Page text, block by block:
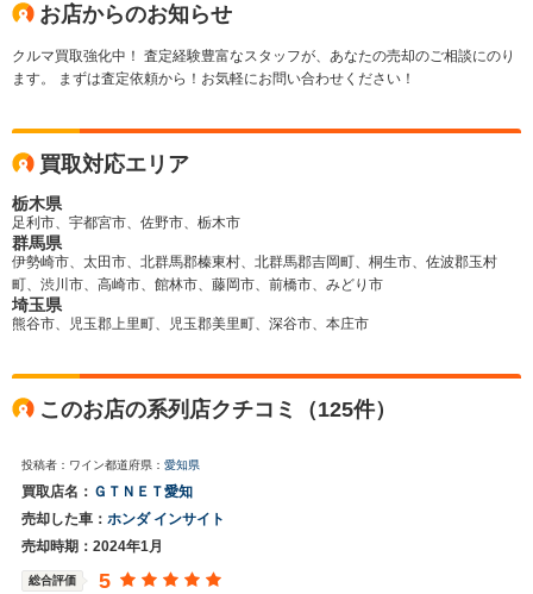
お店からのお知らせ
クルマ買取強化中！ 査定経験豊富なスタッフが、あなたの売却のご相談にのり
ます。 まずは査定依頼から！お気軽にお問い合わせください！
買取対応エリア
栃木県
足利市、宇都宮市、佐野市、栃木市
群馬県
伊勢崎市、太田市、北群馬郡榛東村、北群馬郡吉岡町、桐生市、佐波郡玉村
町、渋川市、高崎市、館林市、藤岡市、前橋市、みどり市
埼玉県
熊谷市、児玉郡上里町、児玉郡美里町、深谷市、本庄市
このお店の系列店クチコミ（125件）
投稿者：ワイン都道府県： 愛知県
買取店名： ＧＴＮＥＴ愛知
売却した車： ホンダ インサイト
売却時期：2024年1月
総合評価 5